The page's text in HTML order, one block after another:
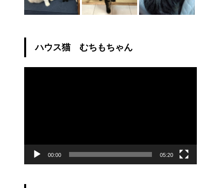
ハウス猫 むちもちゃん
00:00 05:20